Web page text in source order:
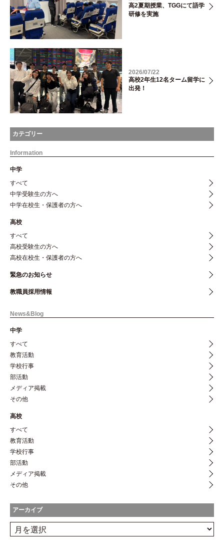
高2夏期授業、TGGにて語学
研修を実施
2026/07/22
高校2年生12名ターム留学に
出発！
カテゴリー
Information
中学
すべて
中学受験生の方へ
中学在校生・保護者の方へ
高校
すべて
高校受験生の方へ
高校在校生・保護者の方へ
緊急のお知らせ
教職員採用情報
News&Blog
中学
すべて
教育活動
学校行事
部活動
メディア掲載
その他
高校
すべて
教育活動
学校行事
部活動
メディア掲載
その他
アーカイブ